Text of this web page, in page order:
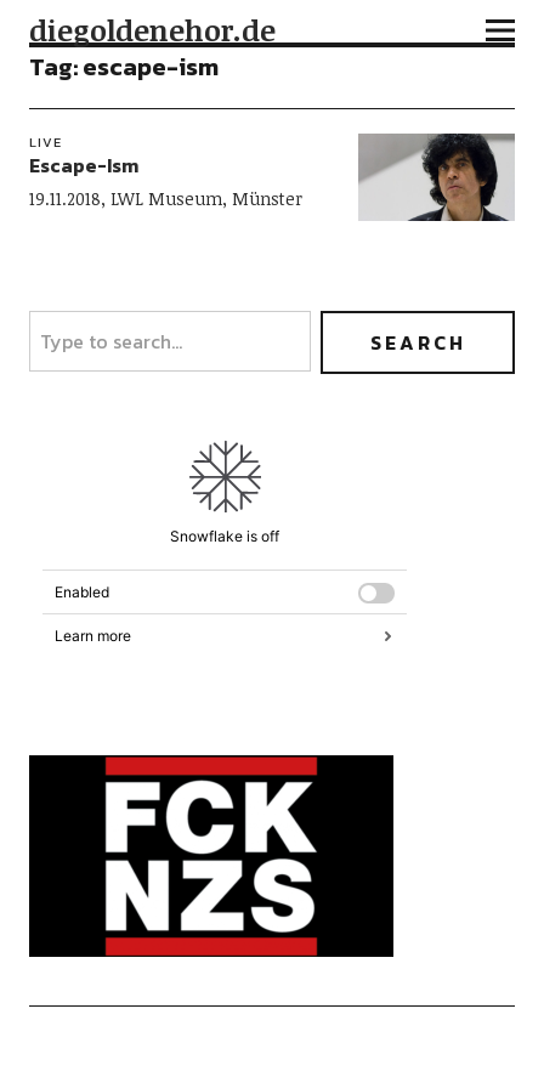
diegoldenehor.de
Tag:escape-ism
LIVE
Escape-Ism
19.11.2018, LWL Museum, Münster